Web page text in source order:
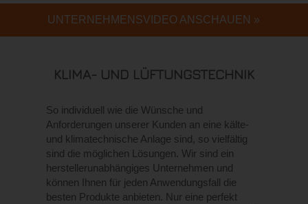
UNTERNEHMENSVIDEO ANSCHAUEN »
KLIMA- UND LÜFTUNGSTECHNIK
So individuell wie die Wünsche und
Anforderungen unserer Kunden an eine kälte-
und klimatechnische Anlage sind, so vielfältig
sind die möglichen Lösungen. Wir sind ein
herstellerunabhängiges Unternehmen und
können Ihnen für jeden Anwendungsfall die
besten Produkte anbieten. Nur eine perfekt